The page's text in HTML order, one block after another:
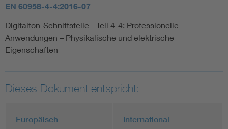
EN 60958-4-4:2016-07
Digitalton-Schnittstelle - Teil 4-4: Professionelle
Anwendungen – Physikalische und elektrische
Eigenschaften
Dieses Dokument entspricht:
Europäisch International